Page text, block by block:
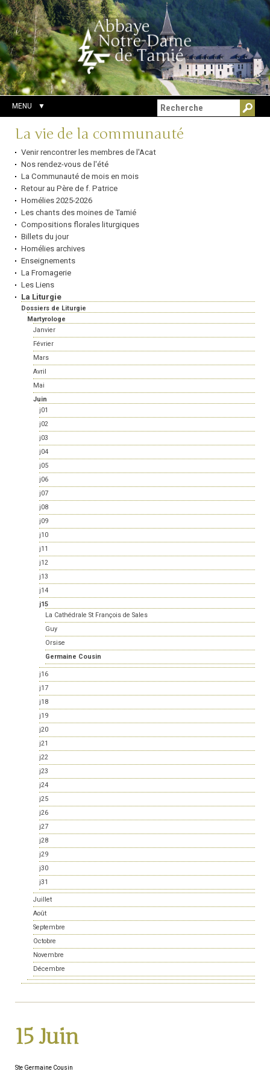
Aller
au
contenu.
|
Aller
à
la
navigation
Outils
personnels
Chercher par
Recherche
avancée…
MENU
Navigation
La vie de la communauté
Venir rencontrer les membres de l'Acat
Nos rendez-vous de l'été
La Communauté de mois en mois
Retour au Père de f. Patrice
Homélies 2025-2026
Les chants des moines de Tamié
Compositions florales liturgiques
Billets du jour
Homélies archives
Enseignements
La Fromagerie
Les Liens
La Liturgie
Dossiers de Liturgie
Martyrologe
Janvier
Février
Mars
Avril
Mai
Juin
j01
j02
j03
j04
j05
j06
j07
j08
j09
j10
j11
j12
j13
j14
j15
La Cathédrale St François de Sales
Guy
Orsise
Germaine Cousin
j16
j17
j18
j19
j20
j21
j22
j23
j24
j25
j26
j27
j28
j29
j30
j31
Juillet
Août
Septembre
Octobre
Novembre
Décembre
15 Juin
Ste Germaine Cousin